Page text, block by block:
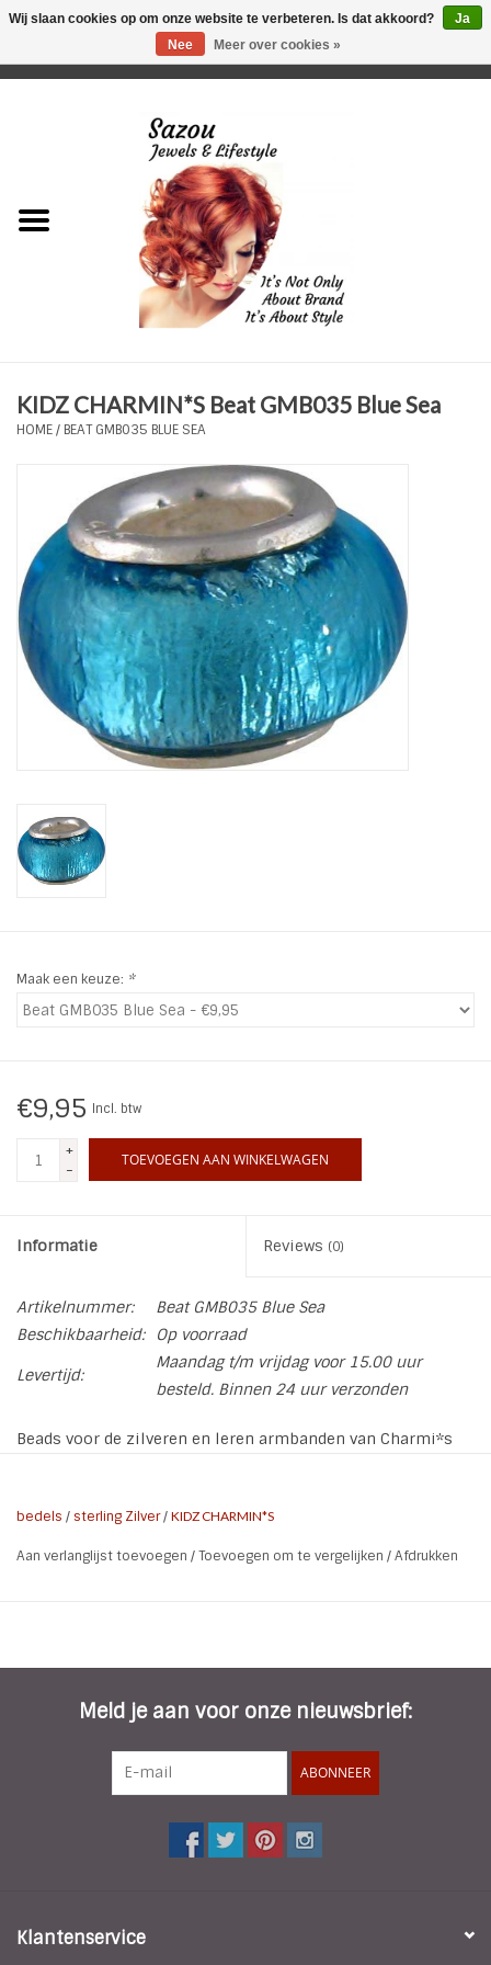
Just for Him
Plus Size Sieraden
Tassen en meer
Haaraccesoires
Zonnebrillen
Fashion
Charmin*s
Blog
KIDZ CHARMIN*S Beat GMB035 Blue Sea
HOME/ BEAT GMB035 BLUE SEA
Maak een keuze: *
€9,95 Incl. btw
+
-
TOEVOEGEN AAN WINKELWAGEN
Informatie Reviews (0)
Artikelnummer:
Beat GMB035 Blue Sea
Beschikbaarheid:
Op voorraad
Levertijd:
Maandag t/m vrijdag voor 15.00 uur
besteld. Binnen 24 uur verzonden
Beads voor de zilveren en leren armbanden van Charmi*s
bedels /sterling Zilver/ KIDZ CHARMIN*S
Aan verlanglijst toevoegen /Toevoegen om te vergelijken /Afdrukken
Meld je aan voor onze nieuwsbrief:
ABONNEER
Klantenservice
Wij slaan cookies op om onze website te verbeteren. Is dat akkoord?
Ja
Nee
Meer over cookies »